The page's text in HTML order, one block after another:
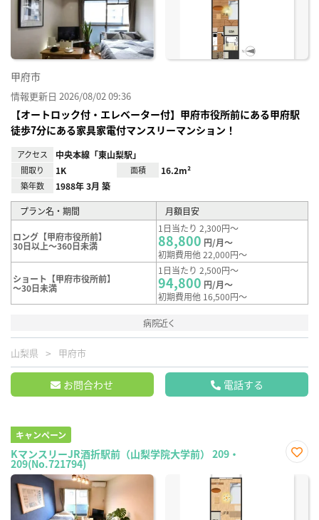
甲府市
情報更新日 2026/08/02 09:36
【オートロック付・エレベーター付】甲府市役所前にある甲府駅
徒歩7分にある家具家電付マンスリーマンション！
アクセス 中央本線「東山梨駅」
間取り 1K 面積 16.2m²
築年数 1988年 3月 築
プラン名・期間 月額目安
ロング【甲府市役所前】
30日以上～360日未満
1日当たり 2,300円～
88,800 円/月～
初期費用他 22,000円～
ショート【甲府市役所前】
～30日未満
1日当たり 2,500円～
94,800 円/月～
初期費用他 16,500円～
病院近く
山梨県 甲府市
お問合わせ 電話する
キャンペーン
KマンスリーJR酒折駅前（山梨学院大学前） 209・
209(No.721794)
に入